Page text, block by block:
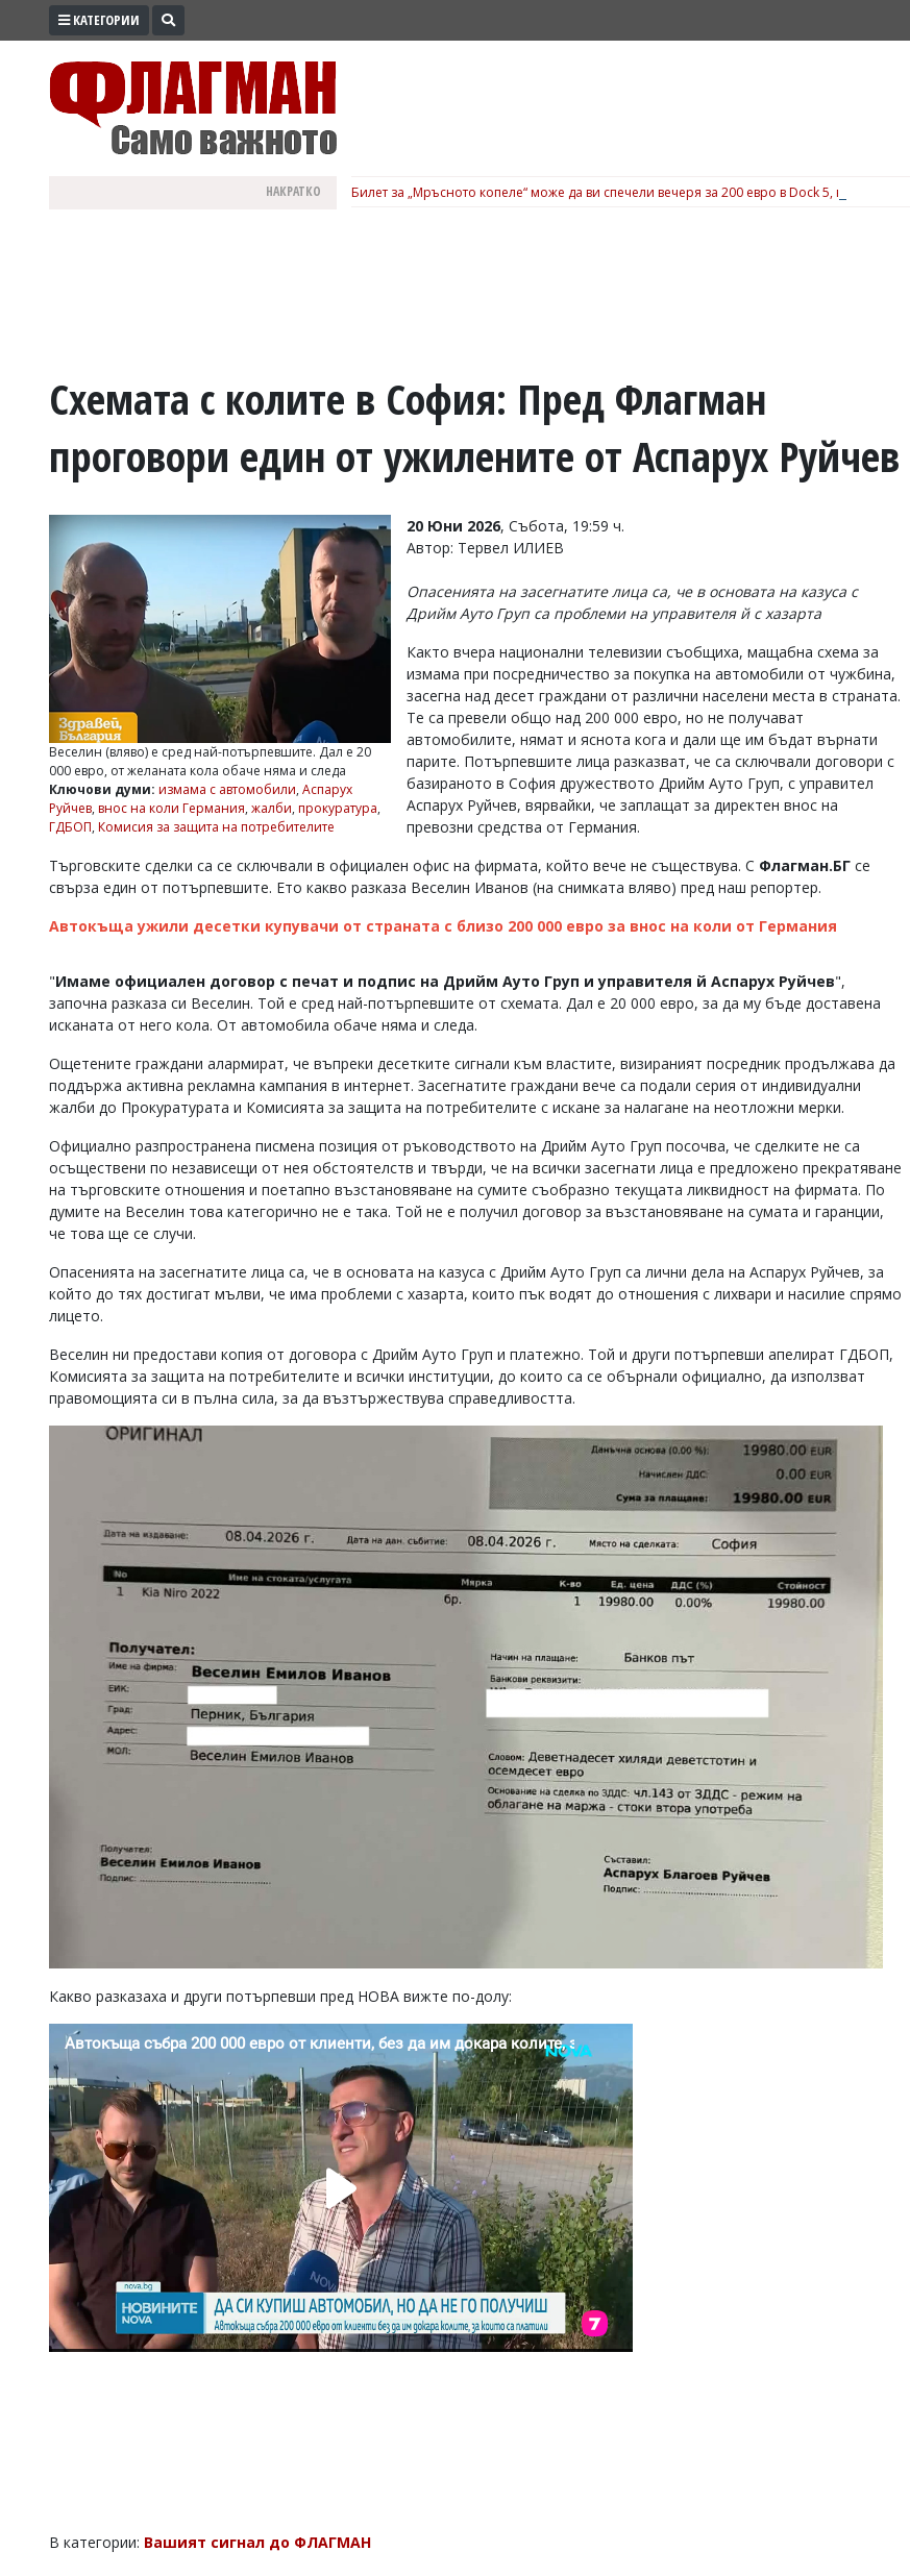
ПРОМО
ВОЙНАТА
УКРАЙНА
РАЗСЛЕДВАНЕ
Управители:
Веселин
v.vasilev@flagman.bg
Касабова,
k.kassabova@flagman.bg
Главен
office@flagman.bg
въвеждат
читателите
редакцията
отговорност
откриете
коментар,
сигнализирайте
КАТЕГОРИИ
НАКРАТКО Билет за „Мръсното копеле“ може да ви спечели вечеря за 200 евро в Dock 5, вижте
Схемата с колите в София: Пред Флагман
проговори един от ужилените от Аспарух Руйчев
Веселин (вляво) е сред най-потърпевшите. Дал е 20
000 евро, от желаната кола обаче няма и следа
Ключови думи: измама с автомобили, Аспарух
Руйчев, внос на коли Германия, жалби, прокуратура,
ГДБОП, Комисия за защита на потребителите
20 Юни 2026, Събота, 19:59 ч.
Автор: Тервел ИЛИЕВ
Опасенията на засегнатите лица са, че в основата на казуса с
Дрийм Ауто Груп са проблеми на управителя й с хазарта
Както вчера национални телевизии съобщиха, мащабна схема за
измама при посредничество за покупка на автомобили от чужбина,
засегна над десет граждани от различни населени места в страната.
Те са превели общо над 200 000 евро, но не получават
автомобилите, нямат и яснота кога и дали ще им бъдат върнати
парите. Потърпевшите лица разказват, че са сключвали договори с
базираното в София дружеството Дрийм Ауто Груп, с управител
Аспарух Руйчев, вярвайки, че заплащат за директен внос на
превозни средства от Германия.
Търговските сделки са се сключвали в официален офис на фирмата, който вече не съществува. С Флагман.БГ се
свърза един от потърпевшите. Ето какво разказа Веселин Иванов (на снимката вляво) пред наш репортер.
Автокъща ужили десетки купувачи от страната с близо 200 000 евро за внос на коли от Германия
"Имаме официален договор с печат и подпис на Дрийм Ауто Груп и управителя й Аспарух Руйчев",
започна разказа си Веселин. Той е сред най-потърпевшите от схемата. Дал е 20 000 евро, за да му бъде доставена
исканата от него кола. От автомобила обаче няма и следа.
Ощетените граждани алармират, че въпреки десетките сигнали към властите, визираният посредник продължава да
поддържа активна рекламна кампания в интернет. Засегнатите граждани вече са подали серия от индивидуални
жалби до Прокуратурата и Комисията за защита на потребителите с искане за налагане на неотложни мерки.
Официално разпространена писмена позиция от ръководството на Дрийм Ауто Груп посочва, че сделките не са
осъществени по независещи от нея обстоятелств и твърди, че на всички засегнати лица е предложено прекратяване
на търговските отношения и поетапно възстановяване на сумите съобразно текущата ликвидност на фирмата. По
думите на Веселин това категорично не е така. Той не е получил договор за възстановяване на сумата и гаранции,
че това ще се случи.
Опасенията на засегнатите лица са, че в основата на казуса с Дрийм Ауто Груп са лични дела на Аспарух Руйчев, за
който до тях достигат мълви, че има проблеми с хазарта, които пък водят до отношения с лихвари и насилие спрямо
лицето.
Веселин ни предостави копия от договора с Дрийм Ауто Груп и платежно. Той и други потърпевши апелират ГДБОП,
Комисията за защита на потребителите и всички институции, до които са се обърнали официално, да използват
правомощията си в пълна сила, за да възтържествува справедливостта.
Какво разказаха и други потърпевши пред НОВА вижте по-долу:
В категории: Вашият сигнал до ФЛАГМАН